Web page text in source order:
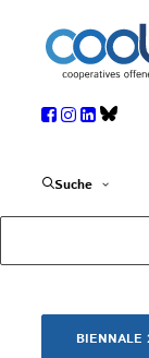
Suche
BIENNALE
SAVE
3. SEPTEMBER 2019
COOL-